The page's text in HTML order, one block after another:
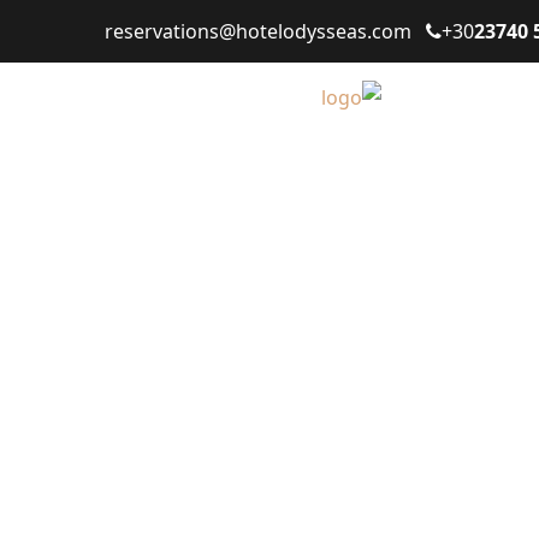
reservations@hotelodysseas.com +3023740